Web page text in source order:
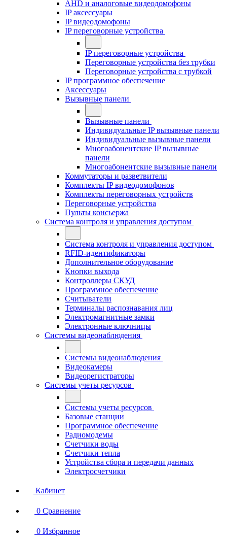
AHD и аналоговые видеодомофоны
IP аксессуары
IP видеодомофоны
IP переговорные устройства
IP переговорные устройства
Переговорные устройства без трубки
Переговорные устройства с трубкой
IP программное обеспечение
Аксессуары
Вызывные панели
Вызывные панели
Индивидуальные IP вызывные панели
Индивидуальные вызывные панели
Многоабонентские IP вызывные
панели
Многоабонентские вызывные панели
Коммутаторы и разветвители
Комплекты IP видеодомофонов
Комплекты переговорных устройств
Переговорные устройства
Пульты консьержа
Система контроля и управления доступом
Система контроля и управления доступом
RFID-идентификаторы
Дополнительное оборудование
Кнопки выхода
Контроллеры СКУД
Программное обеспечение
Считыватели
Терминалы распознавания лиц
Электромагнитные замки
Электронные ключницы
Системы видеонаблюдения
Системы видеонаблюдения
Видеокамеры
Видеорегистраторы
Системы учеты ресурсов
Системы учеты ресурсов
Базовые станции
Программное обеспечение
Радиомодемы
Счетчики воды
Счетчики тепла
Устройства сбора и передачи данных
Электросчетчики
Кабинет
0 Сравнение
0 Избранное